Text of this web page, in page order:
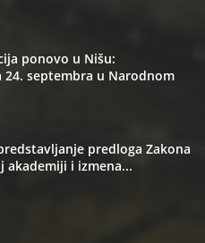
ponovo u Nišu:
24. septembra u Narodnom
predloga Zakona
akademiji i izmena...